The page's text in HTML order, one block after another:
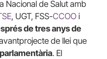
Nacional de Salut amb
, UGT, FSS-CCOO i
de tres anys de
de llei que
. El